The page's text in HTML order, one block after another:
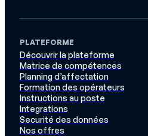
PLATEFORME
Découvrir la plateforme
Matrice de compétences
Planning d’affectation
Formation des opérateurs
Instructions au poste
Integrations
Securité des données
Nos offres